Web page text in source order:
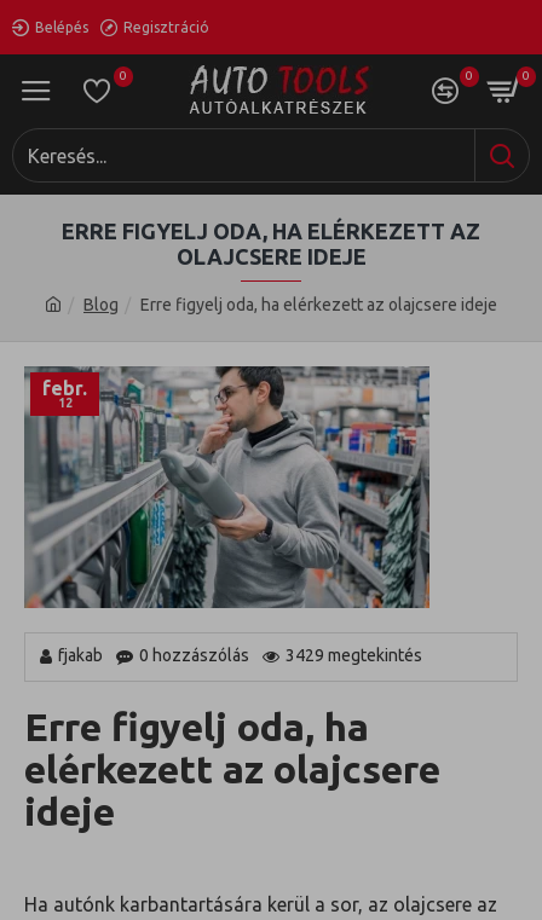
Belépés Regisztráció
0 0 0
Blog Erre figyelj oda, ha elérkezett az olajcsere ideje
ERRE FIGYELJ ODA, HA ELÉRKEZETT AZ
OLAJCSERE IDEJE
febr.
12
fjakab 0 hozzászólás 3429 megtekintés
Erre figyelj oda, ha
elérkezett az olajcsere
ideje
Ha autónk karbantartására kerül a sor, az olajcsere az